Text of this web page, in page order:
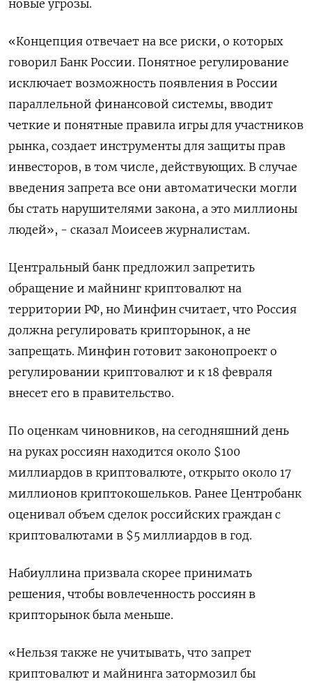
новые угрозы.
«Концепция отвечает на все риски, о которых
говорил Банк России. Понятное регулирование
исключает возможность появления в России
параллельной финансовой системы, вводит
четкие и понятные правила игры для участников
рынка, создает инструменты для защиты прав
инвесторов, в том числе, действующих. В случае
введения запрета все они автоматически могли
бы стать нарушителями закона, а это миллионы
людей», - сказал Моисеев журналистам.
Центральный банк предложил запретить
обращение и майнинг криптовалют на
территории РФ, но Минфин считает, что Россия
должна регулировать крипторынок, а не
запрещать. Минфин готовит законопроект о
регулировании криптовалют и к 18 февраля
внесет его в правительство.
По оценкам чиновников, на сегодняшний день
на руках россиян находится около $100
миллиардов в криптовалюте, открыто около 17
миллионов криптокошельков. Ранее Центробанк
оценивал объем сделок российских граждан с
криптовалютами в $5 миллиардов в год.
Набиуллина призвала скорее принимать
решения, чтобы вовлеченность россиян в
крипторынок была меньше.
«Нельзя также не учитывать, что запрет
криптовалют и майнинга затормозил бы